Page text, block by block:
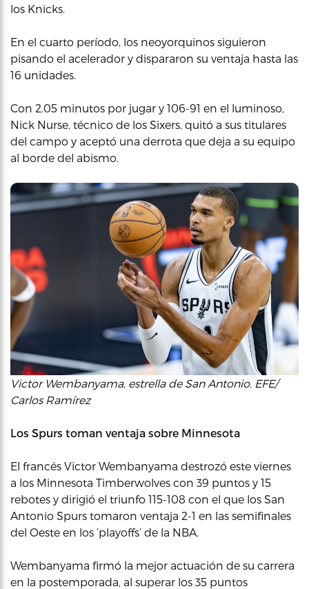
los Knicks.
En el cuarto período, los neoyorquinos siguieron
pisando el acelerador y dispararon su ventaja hasta las
16 unidades.
Con 2.05 minutos por jugar y 106-91 en el luminoso,
Nick Nurse, técnico de los Sixers, quitó a sus titulares
del campo y aceptó una derrota que deja a su equipo
al borde del abismo.
Victor Wembanyama, estrella de San Antonio. EFE/
Carlos Ramírez
Los Spurs toman ventaja sobre Minnesota
El francés Victor Wembanyama destrozó este viernes
a los Minnesota Timberwolves con 39 puntos y 15
rebotes y dirigió el triunfo 115-108 con el que los San
Antonio Spurs tomaron ventaja 2-1 en las semifinales
del Oeste en los ‘playoffs’ de la NBA.
Wembanyama firmó la mejor actuación de su carrera
en la postemporada, al superar los 35 puntos